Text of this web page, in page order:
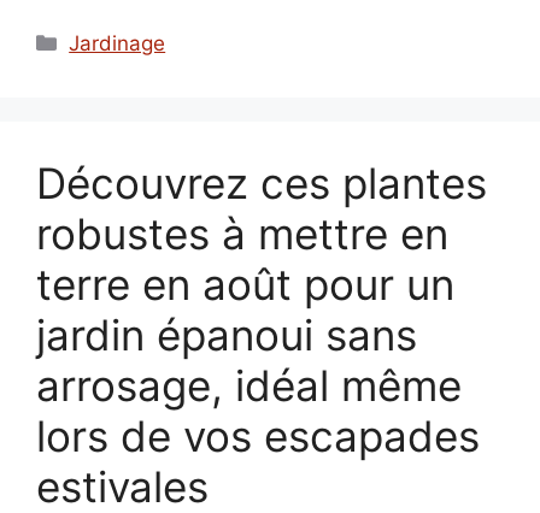
Catégories
Jardinage
Découvrez ces plantes
robustes à mettre en
terre en août pour un
jardin épanoui sans
arrosage, idéal même
lors de vos escapades
estivales